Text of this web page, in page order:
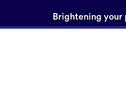
Brightening your